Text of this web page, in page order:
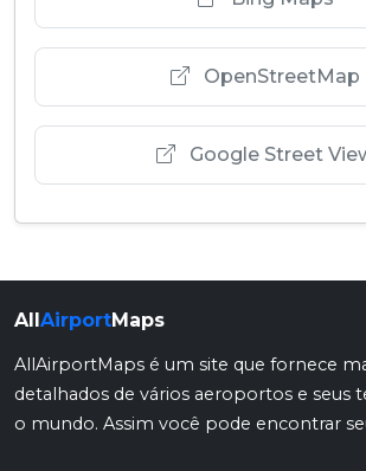
OpenStreetMap
Google Street
AllAirportMaps
AllAirportMaps é um site que fornece
detalhados de vários aeroportos e seus
o mundo. Assim você pode encontrar